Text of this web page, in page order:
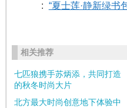
: “夏士莲·静新绿书
相关推荐
七匹狼携手苏炳添，共同打造
的秋冬时尚大片
北方最大时尚创意地下体验中